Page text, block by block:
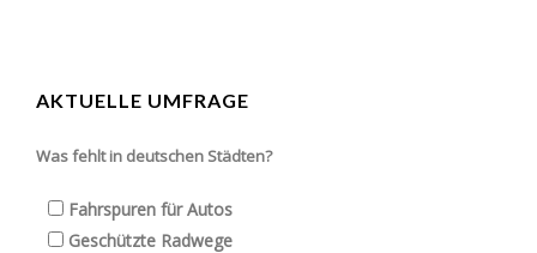
AKTUELLE UMFRAGE
Was fehlt in deutschen Städten?
Fahrspuren für Autos
Geschützte Radwege